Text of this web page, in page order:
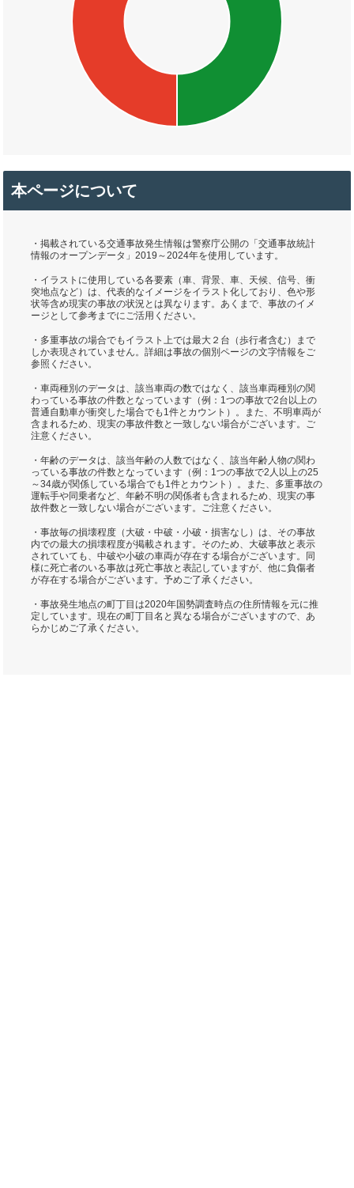
本ページについて
・掲載されている交通事故発生情報は警察庁公開の「交通事故統計
情報のオープンデータ」2019～2024年を使用しています。
・イラストに使用している各要素（車、背景、車、天候、信号、衝
突地点など）は、代表的なイメージをイラスト化しており、色や形
状等含め現実の事故の状況とは異なります。あくまで、事故のイメ
ージとして参考までにご活用ください。
・多重事故の場合でもイラスト上では最大２台（歩行者含む）まで
しか表現されていません。詳細は事故の個別ページの文字情報をご
参照ください。
・車両種別のデータは、該当車両の数ではなく、該当車両種別の関
わっている事故の件数となっています（例：1つの事故で2台以上の
普通自動車が衝突した場合でも1件とカウント）。また、不明車両が
含まれるため、現実の事故件数と一致しない場合がございます。ご
注意ください。
・年齢のデータは、該当年齢の人数ではなく、該当年齢人物の関わ
っている事故の件数となっています（例：1つの事故で2人以上の25
～34歳が関係している場合でも1件とカウント）。また、多重事故の
運転手や同乗者など、年齢不明の関係者も含まれるため、現実の事
故件数と一致しない場合がございます。ご注意ください。
・事故毎の損壊程度（大破・中破・小破・損害なし）は、その事故
内での最大の損壊程度が掲載されます。そのため、大破事故と表示
されていても、中破や小破の車両が存在する場合がございます。同
様に死亡者のいる事故は死亡事故と表記していますが、他に負傷者
が存在する場合がございます。予めご了承ください。
・事故発生地点の町丁目は2020年国勢調査時点の住所情報を元に推
定しています。現在の町丁目名と異なる場合がございますので、あ
らかじめご了承ください。